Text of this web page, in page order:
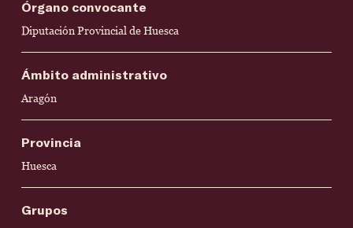
Órgano convocante
Diputación Provincial de Huesca
Ámbito administrativo
Aragón
Provincia
Huesca
Grupos